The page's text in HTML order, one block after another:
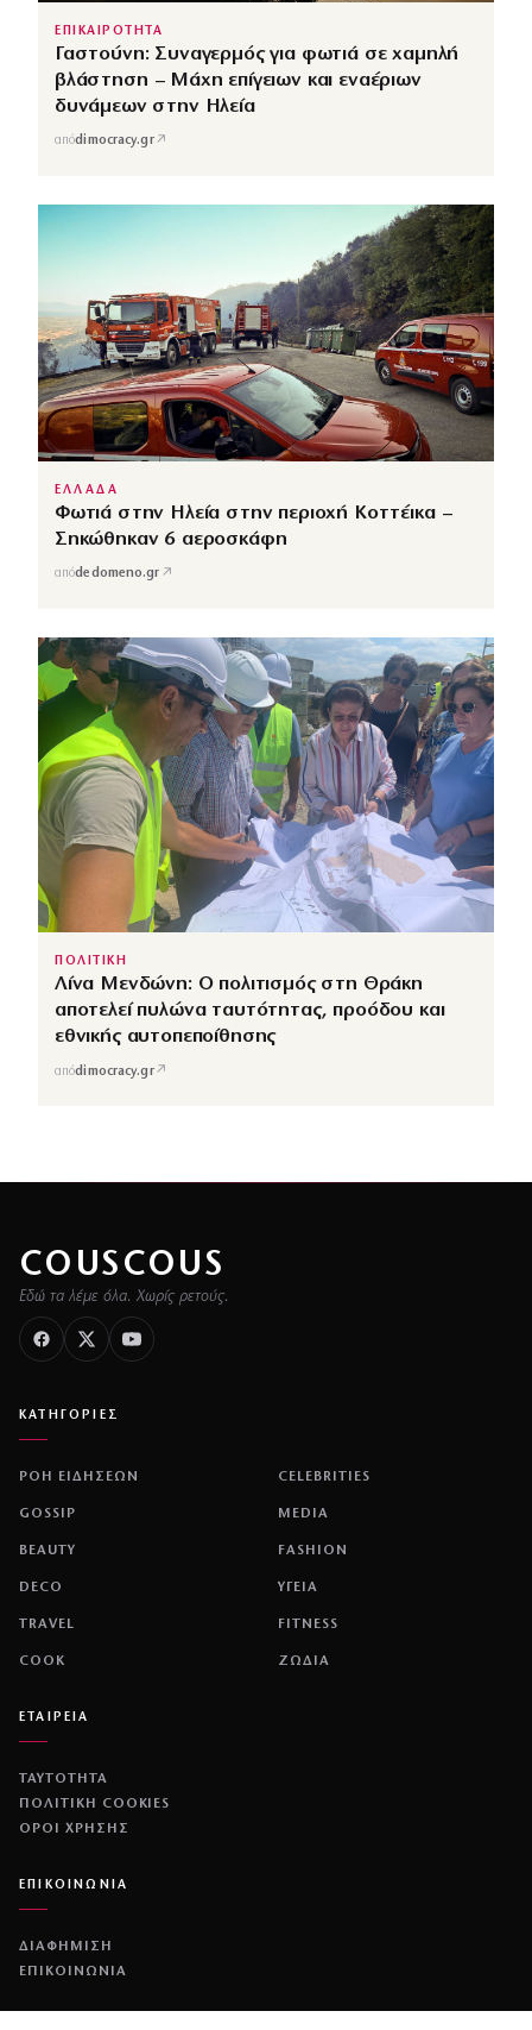
ΕΠΙΚΑΙΡΟΤΗΤΑ
Γαστούνη: Συναγερμός για φωτιά σε χαμηλή
βλάστηση – Μάχη επίγειων και εναέριων
δυνάμεων στην Ηλεία
απόdimocracy.gr↗
ΕΛΛΑΔΑ
Φωτιά στην Ηλεία στην περιοχή Κοττέικα –
Σηκώθηκαν 6 αεροσκάφη
απόdedomeno.gr ↗
ΠΟΛΙΤΙΚΗ
Λίνα Μενδώνη: Ο πολιτισμός στη Θράκη
αποτελεί πυλώνα ταυτότητας, προόδου και
εθνικής αυτοπεποίθησης
απόdimocracy.gr↗
COUSCOUS
Εδώ τα λέμε όλα. Χωρίς ρετούς.
ΚΑΤΗΓΟΡΙΕΣ
ΡΟΗ ΕΙΔΗΣΕΩΝ CELEBRITIES
GOSSIP MEDIA
BEAUTY FASHION
DECO ΥΓΕΙΑ
TRAVEL FITNESS
COOK ΖΩΔΙΑ
ΕΤΑΙΡΕΙΑ
ΤΑΥΤΟΤΗΤΑ
ΠΟΛΙΤΙΚΉ COOKIES
ΌΡΟΙ ΧΡΉΣΗΣ
ΕΠΙΚΟΙΝΩΝΙΑ
ΔΙΑΦΗΜΙΣΗ
ΕΠΙΚΟΙΝΩΝΙΑ